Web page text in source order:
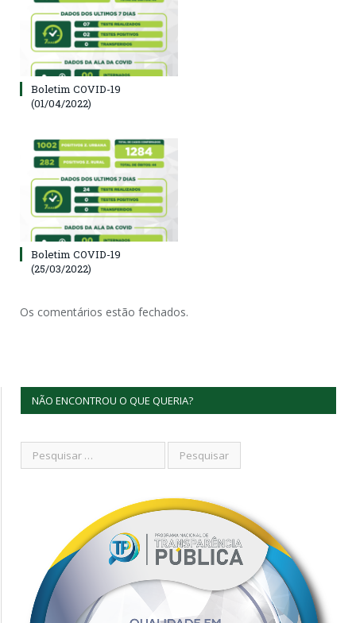
Boletim COVID-19
(01/04/2022)
Boletim COVID-19
(25/03/2022)
Os comentários estão fechados.
NÃO ENCONTROU O QUE QUERIA?